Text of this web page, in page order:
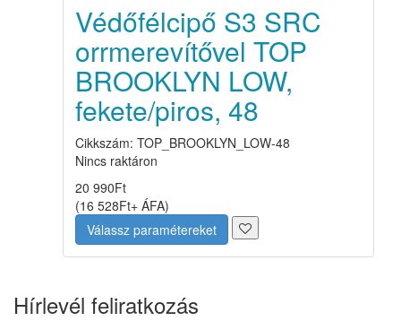
Védőfélcipő S3 SRC
orrmerevítővel TOP
BROOKLYN LOW,
fekete/piros, 48
Cikkszám: TOP_BROOKLYN_LOW-48
Nincs raktáron
20 990Ft
(16 528Ft+ ÁFA)
Válassz paramétereket
Hírlevél feliratkozás